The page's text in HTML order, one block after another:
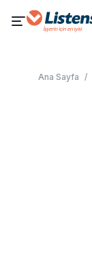
Ana Sayfa /